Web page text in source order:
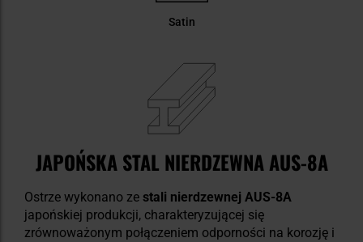
Satin
JAPOŃSKA STAL NIERDZEWNA AUS-8A
Ostrze wykonano ze stali nierdzewnej AUS-8A
japońskiej produkcji, charakteryzującej się
zrównoważonym połączeniem odporności na korozję i